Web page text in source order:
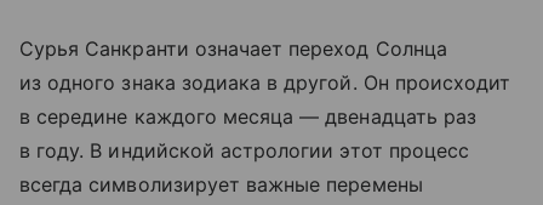
Сурья Санкранти означает переход Солнца
из одного знака зодиака в другой. Он происходит
в середине каждого месяца — двенадцать раз
в году. В индийской астрологии этот процесс
всегда символизирует важные перемены